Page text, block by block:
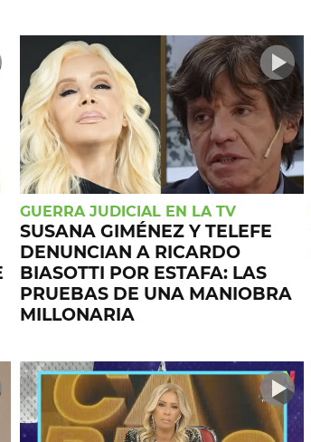
GUERRA JUDICIAL EN LA TV
SUSANA GIMÉNEZ Y TELEFE
DENUNCIAN A RICARDO
BIASOTTI POR ESTAFA: LAS
PRUEBAS DE UNA MANIOBRA
MILLONARIA